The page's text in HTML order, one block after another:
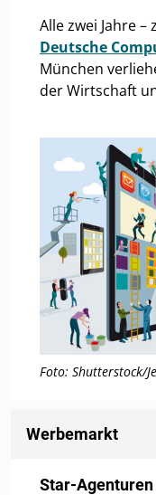
Alle zwei Jahre
Deutsche
München
der Wirtschaft
Foto: Shutterstock/
Werbemarkt
Star-